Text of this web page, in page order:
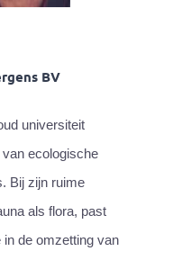
BV
universiteit
ecologische
Bij zijn ruime
als flora, past
de omzetting van